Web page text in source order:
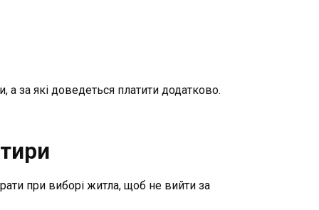
за які доведеться платити додатково.
при виборі житла, щоб не вийти за